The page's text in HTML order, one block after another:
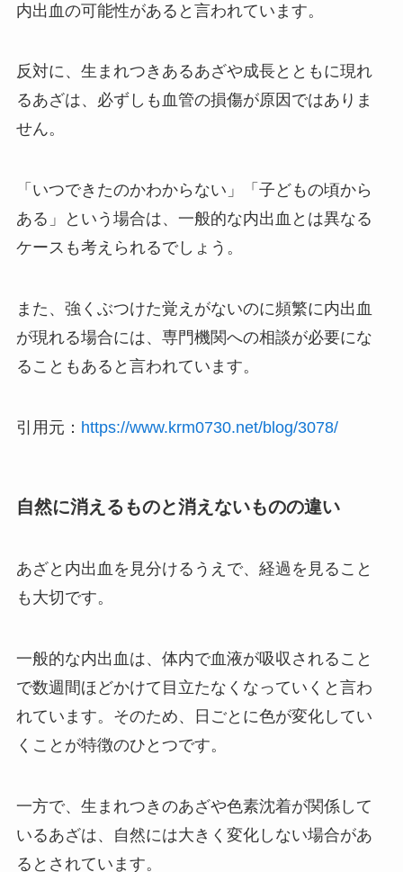
内出血の可能性があると言われています。
反対に、生まれつきあるあざや成長とともに現れ
るあざは、必ずしも血管の損傷が原因ではありま
せん。
「いつできたのかわからない」「子どもの頃から
ある」という場合は、一般的な内出血とは異なる
ケースも考えられるでしょう。
また、強くぶつけた覚えがないのに頻繁に内出血
が現れる場合には、専門機関への相談が必要にな
ることもあると言われています。
引用元： https://www.krm0730.net/blog/3078/
自然に消えるものと消えないものの違い
あざと内出血を見分けるうえで、経過を見ること
も大切です。
一般的な内出血は、体内で血液が吸収されること
で数週間ほどかけて目立たなくなっていくと言わ
れています。そのため、日ごとに色が変化してい
くことが特徴のひとつです。
一方で、生まれつきのあざや色素沈着が関係して
いるあざは、自然には大きく変化しない場合があ
るとされています。